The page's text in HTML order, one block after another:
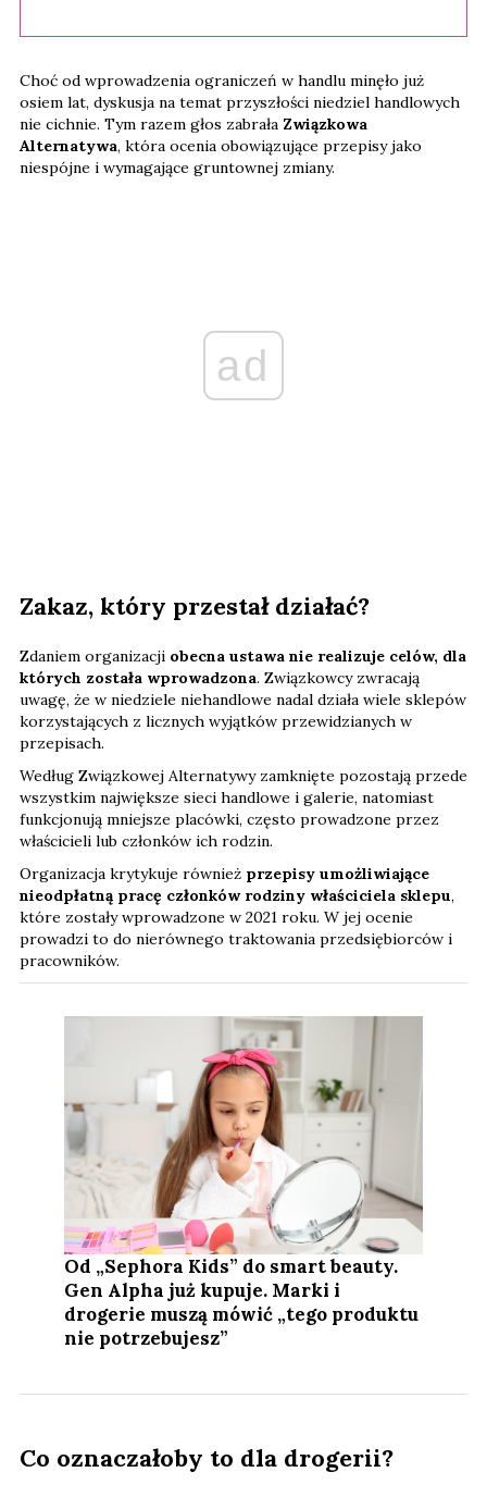
Choć od wprowadzenia ograniczeń w handlu minęło już
osiem lat, dyskusja na temat przyszłości niedziel handlowych
nie cichnie. Tym razem głos zabrała Związkowa
Alternatywa, która ocenia obowiązujące przepisy jako
niespójne i wymagające gruntownej zmiany.
ad
Zakaz, który przestał działać?
Zdaniem organizacji obecna ustawa nie realizuje celów, dla
których została wprowadzona. Związkowcy zwracają
uwagę, że w niedziele niehandlowe nadal działa wiele sklepów
korzystających z licznych wyjątków przewidzianych w
przepisach.
Według Związkowej Alternatywy zamknięte pozostają przede
wszystkim największe sieci handlowe i galerie, natomiast
funkcjonują mniejsze placówki, często prowadzone przez
właścicieli lub członków ich rodzin.
Organizacja krytykuje również przepisy umożliwiające
nieodpłatną pracę członków rodziny właściciela sklepu,
które zostały wprowadzone w 2021 roku. W jej ocenie
prowadzi to do nierównego traktowania przedsiębiorców i
pracowników.
Od „Sephora Kids” do smart beauty.
Gen Alpha już kupuje. Marki i
drogerie muszą mówić „tego produktu
nie potrzebujesz”
Co oznaczałoby to dla drogerii?